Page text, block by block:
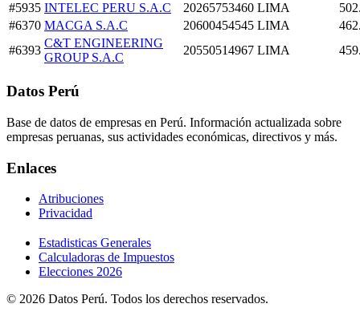
#5935 INTELEC PERU S.A.C 20265753460 LIMA
#6370 MACGA S.A.C 20600454545 LIMA
#6393
C&T ENGINEERING
GROUP S.A.C
20550514967 LIMA
Datos Perú
Base de datos de empresas en Perú. Información actualizada sobre
empresas peruanas, sus actividades económicas, directivos y más.
Enlaces
Atribuciones
Privacidad
Estadisticas Generales
Calculadoras de Impuestos
Elecciones 2026
© 2026 Datos Perú. Todos los derechos reservados.